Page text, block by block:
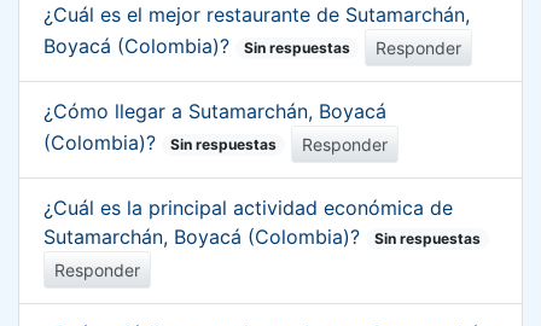
¿Cuál es el mejor restaurante de Sutamarchán,
Boyacá (Colombia)?
Sin respuestas Responder
¿Cómo llegar a Sutamarchán, Boyacá
(Colombia)?
Sin respuestas Responder
¿Cuál es la principal actividad económica de
Sutamarchán, Boyacá (Colombia)?
Sin respuestas
Responder